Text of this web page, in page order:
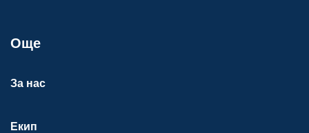
Още
За нас
Екип